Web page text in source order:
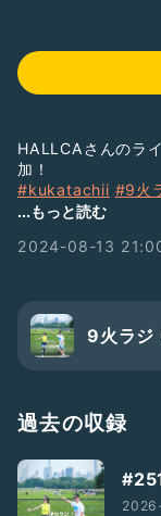
HALLCAさんのラ
加！
#kukatachii #9火
#HALLCA
...もっと読む
2024-08-13
9火ラジ
過去の収録